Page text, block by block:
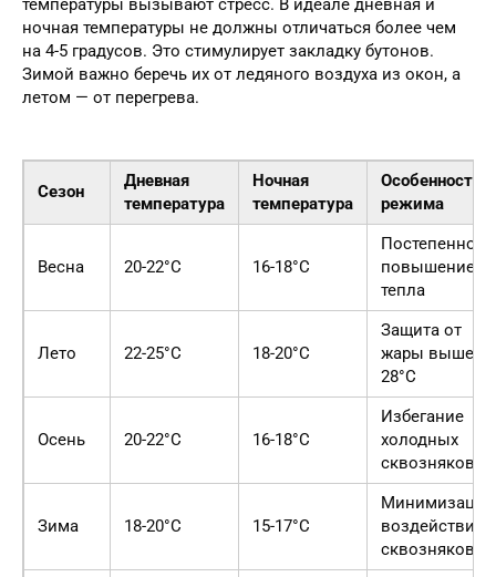
температуры вызывают стресс. В идеале дневная и
ночная температуры не должны отличаться более чем
на 4-5 градусов. Это стимулирует закладку бутонов.
Зимой важно беречь их от ледяного воздуха из окон, а
летом — от перегрева.
Сезон
Дневная
температура
Ночная
температура
Особенности
режима
Весна 20-22°C 16-18°C
Постепенное
повышение
тепла
Лето 22-25°C 18-20°C
Защита от
жары выше
28°C
Осень 20-22°C 16-18°C
Избегание
холодных
сквозняков
Зима 18-20°C 15-17°C
Минимизация
воздействия
сквозняков